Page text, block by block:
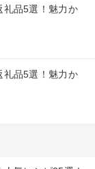
礼品5選！魅力か
礼品5選！魅力か